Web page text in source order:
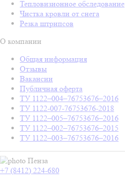
Тепловизионное обследование
Чистка кровли от снега
Резка штрипсов
О компании
Общая информация
Отзывы
Вакансии
Публичная оферта
ТУ 1122–004–76753676–2016
ТУ 1122-007-76753676-2018
ТУ 1122–005–76753676–2016
ТУ 1122–002–76753676–2015
ТУ 1122–003–76753676–2016
Пенза
+7 (8412) 224-680